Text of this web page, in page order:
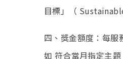
目標」（
四、獎金額度：每服
如 符合當月指定主